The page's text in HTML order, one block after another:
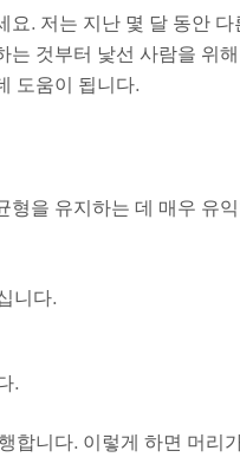
요. 저는 지난 몇 달 동안
는 것부터 낯선 사람을 위
도움이 됩니다.
형을 유지하는 데 매우 유
니다.
.
합니다. 이렇게 하면 머리